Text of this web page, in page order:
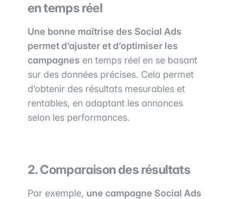
en temps réel
Une bonne maîtrise des Social Ads
permet d’ajuster et d’optimiser les
campagnes en temps réel en se basant
sur des données précises. Cela permet
d’obtenir des résultats mesurables et
rentables, en adaptant les annonces
selon les performances.
2. Comparaison des résultats
Par exemple, une campagne Social Ads